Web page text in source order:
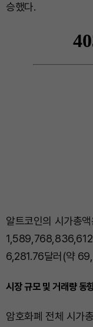
승했다.
알트코인의 시가총
6,281.76달러(약
시장 규모 및 거래량 동
암호화폐 전체 시가